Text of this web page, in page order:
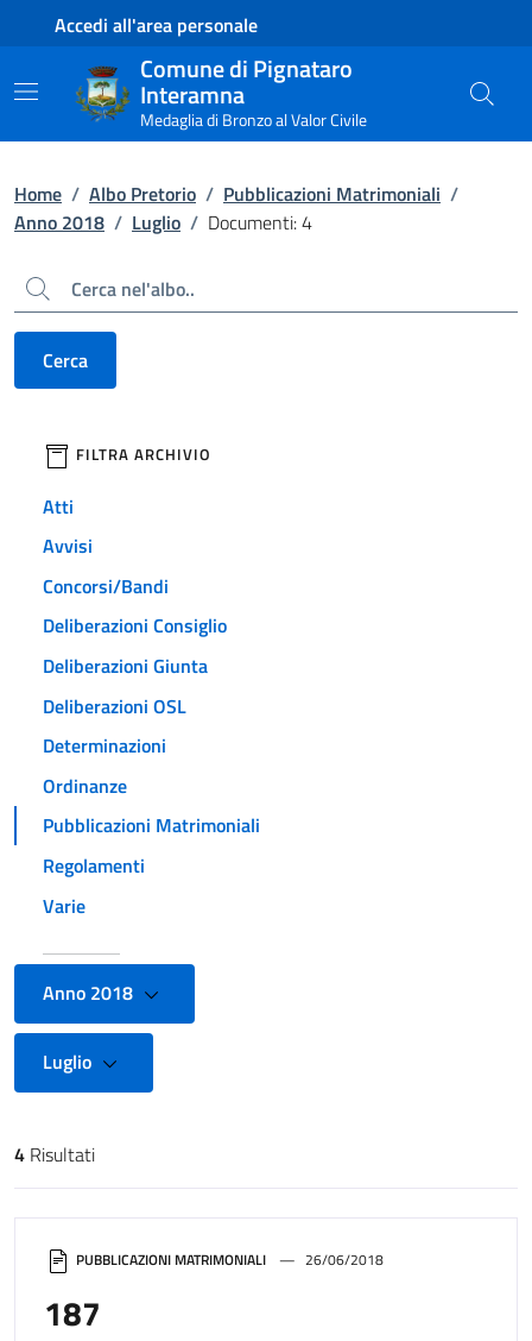
Contenuto principale
Piede di paginaAccedi all'area personale
Comune di Pignataro
Interamna
Medaglia di Bronzo al Valor Civile
Home / Albo Pretorio / Pubblicazioni Matrimoniali /
Anno 2018 / Luglio / Documenti: 4
Cerca
Cerca
filtri da applicare
FILTRA ARCHIVIO
Atti
Avvisi
Concorsi/Bandi
Deliberazioni Consiglio
Deliberazioni Giunta
Deliberazioni OSL
Determinazioni
Ordinanze
Pubblicazioni Matrimoniali
Regolamenti
Varie
Anno 2018
Luglio
Risultati di ricerca
4 Risultati
PUBBLICAZIONI MATRIMONIALI 26/06/2018
187